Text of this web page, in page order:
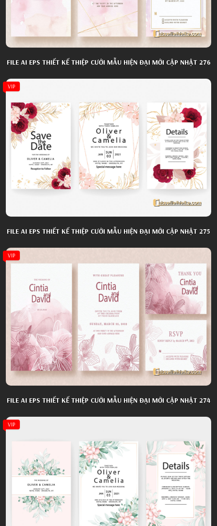
FILE AI EPS THIẾT KẾ THIỆP CƯỚI MẪU HIỆN ĐẠI MỚI CẬP NHẬT 276
VIP
FILE AI EPS THIẾT KẾ THIỆP CƯỚI MẪU HIỆN ĐẠI MỚI CẬP NHẬT 275
VIP
FILE AI EPS THIẾT KẾ THIỆP CƯỚI MẪU HIỆN ĐẠI MỚI CẬP NHẬT 274
VIP